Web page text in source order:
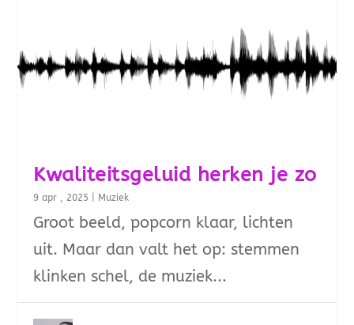
Kwaliteitsgeluid herken je zo
9 apr , 2025 Muziek
Groot beeld, popcorn klaar, lichten
uit. Maar dan valt het op: stemmen
klinken schel, de muziek...